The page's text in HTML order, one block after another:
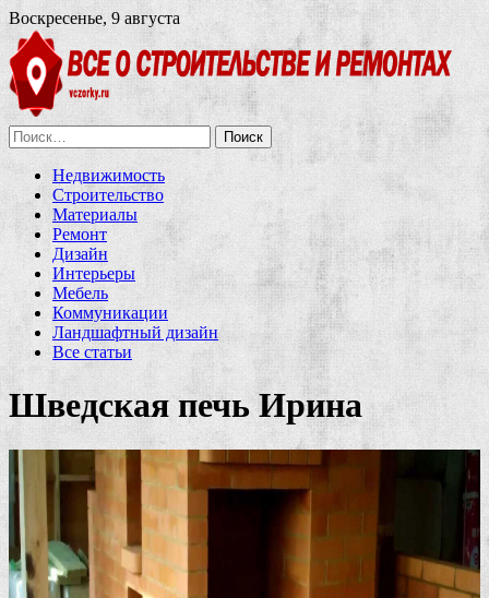
Воскресенье, 9 августа
Найти:
Недвижимость
Строительство
Материалы
Ремонт
Дизайн
Интерьеры
Мебель
Коммуникации
Ландшафтный дизайн
Все статьи
Шведская печь Ирина